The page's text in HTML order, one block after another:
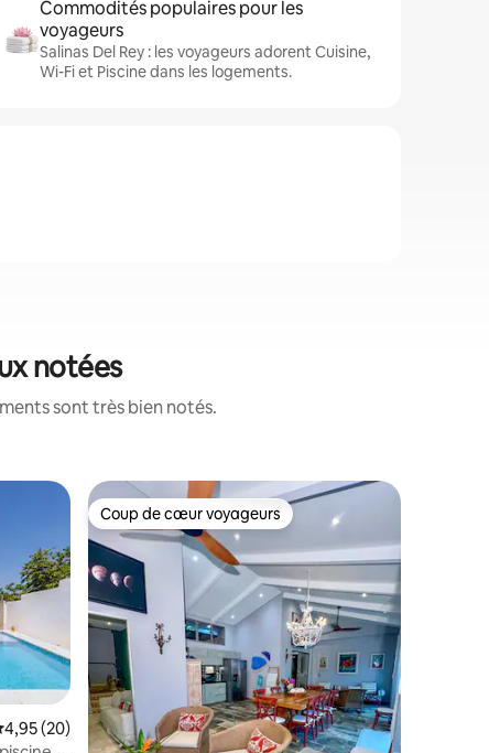
Commodités populaires pour les
voyageurs
Salinas Del Rey : les voyageurs adorent Cuisine,
Wi-Fi et Piscine dans les logements.
notées
sont très bien notés.
moyenne de 4,95 sur 5, 20 commentaires
4,95 (20)
Coup de cœur voyageurs
Coup de cœur voyageurs